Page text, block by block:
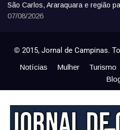
São Carlos, Araraquara e região
07/08/2026
© 2015, Jornal de Campinas.
Notícias Mulher Turismo